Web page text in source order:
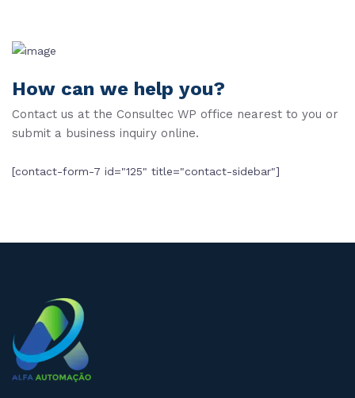
How can we help you?
Contact us at the Consultec WP office nearest to you or
submit a business inquiry online.
[contact-form-7 id="125" title="contact-sidebar"]